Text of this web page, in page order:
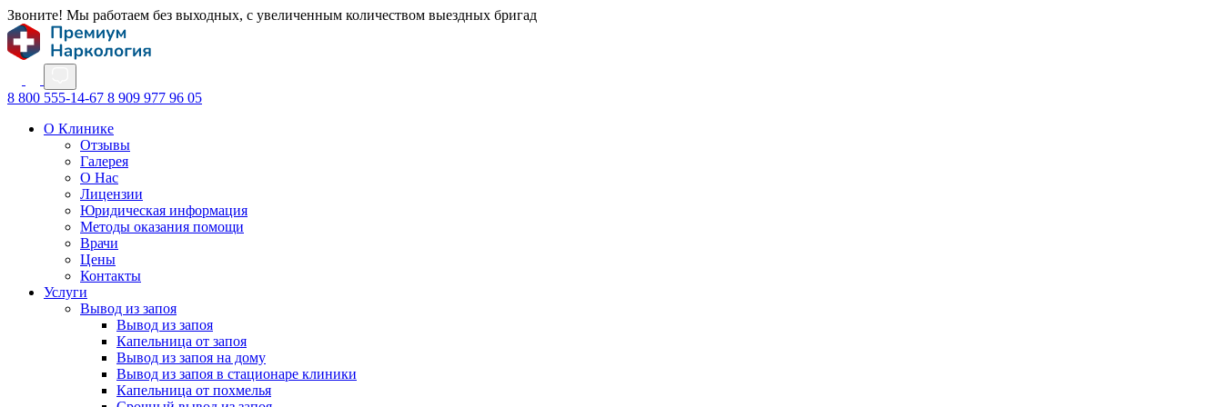
Звоните! Мы работаем без выходных, с увеличенным количеством выездных бригад
8 800 555-14-67 8 909 977 96 05
О Клинике
Отзывы
Галерея
О Нас
Лицензии
Юридическая информация
Методы оказания помощи
Врачи
Цены
Контакты
Услуги
Вывод из запоя
Вывод из запоя
Капельница от запоя
Вывод из запоя на дому
Вывод из запоя в стационаре клиники
Капельница от похмелья